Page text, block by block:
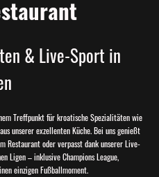
& Live-Sport in
Treffpunkt für kroatische Spezialitäten wie
unserer exzellenten Küche. Bei uns genießt
Restaurant oder verpasst dank unserer Live-
Ligen – inklusive Champions League,
einzigen Fußballmoment.